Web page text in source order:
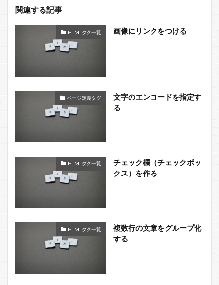
関連する記事
HTMLタグ一覧 画像にリンクをつける
ページ定義タグ
文字のエンコードを指定す
る
HTMLタグ一覧
チェック欄（チェックボッ
クス）を作る
HTMLタグ一覧
複数行の文章をグループ化
する